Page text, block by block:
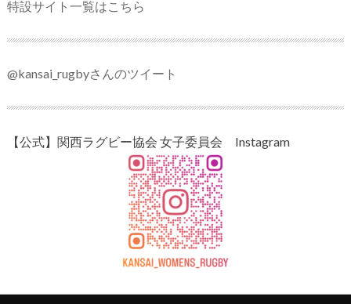
特設サイト一覧はこちら
@kansai_rugbyさんのツイート
【公式】関西ラグビー協会 女子委員会 Instagram